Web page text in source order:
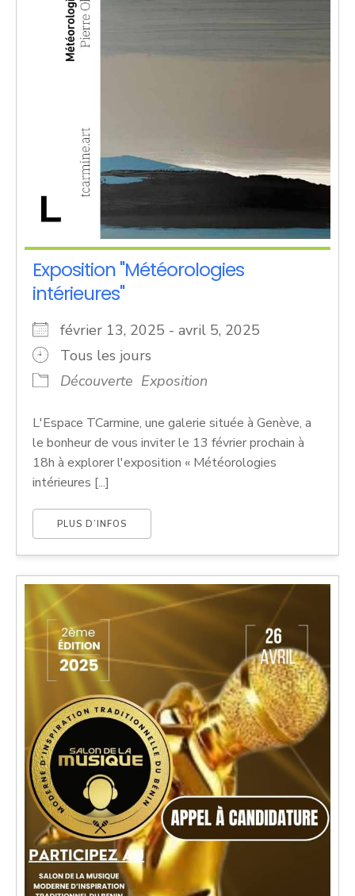
Exposition "Météorologies
intérieures"
février 13, 2025 - avril 5, 2025
Tous les jours
Découverte Exposition
L'Espace TCarmine, une galerie située à Genève, a
le bonheur de vous inviter le 13 février prochain à
18h à explorer l'exposition « Météorologies
intérieures [...]
PLUS D’INFOS